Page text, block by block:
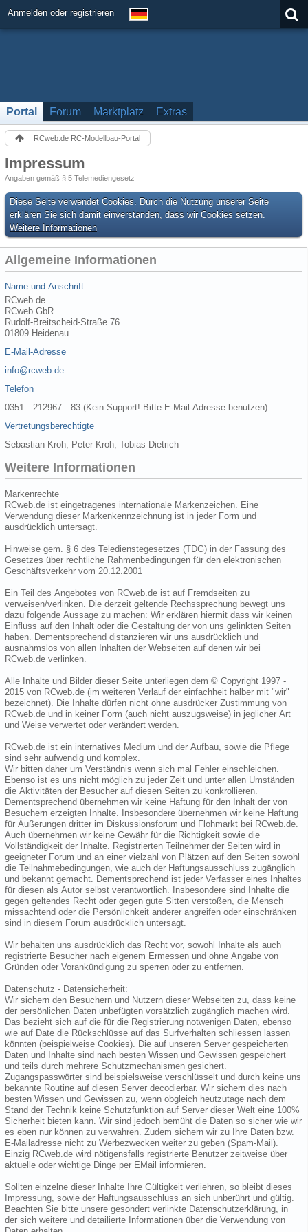
Anmelden oder registrieren
Portal Forum Marktplatz Extras
RCweb.de RC-Modellbau-Portal
Impressum
Angaben gemäß § 5 Telemediengesetz
Diese Seite verwendet Cookies. Durch die Nutzung unserer Seite
erklären Sie sich damit einverstanden, dass wir Cookies setzen.
Weitere Informationen
Allgemeine Informationen
Name und Anschrift
RCweb.de
RCweb GbR
Rudolf-Breitscheid-Straße 76
01809 Heidenau
E-Mail-Adresse
info@rcweb.de
Telefon
0351 212967 83 (Kein Support! Bitte E-Mail-Adresse benutzen)
Vertretungsberechtigte
Sebastian Kroh, Peter Kroh, Tobias Dietrich
Weitere Informationen
Markenrechte
RCweb.de ist eingetragenes internationale Markenzeichen. Eine
Verwendung dieser Markenkennzeichnung ist in jeder Form und
ausdrücklich untersagt.
Hinweise gem. § 6 des Teledienstegesetzes (TDG) in der Fassung des
Gesetzes über rechtliche Rahmenbedingungen für den elektronischen
Geschäftsverkehr vom 20.12.2001
Ein Teil des Angebotes von RCweb.de ist auf Fremdseiten zu
verweisen/verlinken. Die derzeit geltende Rechssprechung bewegt uns
dazu folgende Aussage zu machen: Wir erklären hiermit dass wir keinen
Einfluss auf den Inhalt oder die Gestaltung der von uns gelinkten Seiten
haben. Dementsprechend distanzieren wir uns ausdrücklich und
ausnahmslos von allen Inhalten der Webseiten auf denen wir bei
RCweb.de verlinken.
Alle Inhalte und Bilder dieser Seite unterliegen dem © Copyright 1997 -
2015 von RCweb.de (im weiteren Verlauf der einfachheit halber mit "wir"
bezeichnet). Die Inhalte dürfen nicht ohne ausdrücker Zustimmung von
RCweb.de und in keiner Form (auch nicht auszugsweise) in jeglicher Art
und Weise verwertet oder verändert werden.
RCweb.de ist ein internatives Medium und der Aufbau, sowie die Pflege
sind sehr aufwendig und komplex.
Wir bitten daher um Verständnis wenn sich mal Fehler einschleichen.
Ebenso ist es uns nicht möglich zu jeder Zeit und unter allen Umständen
die Aktivitäten der Besucher auf diesen Seiten zu konkrollieren.
Dementsprechend übernehmen wir keine Haftung für den Inhalt der von
Besuchern erzeigten Inhalte. Insbesondere übernehmen wir keine Haftung
für Äußerungen dritter im Diskussionsforum und Flohmarkt bei RCweb.de.
Auch übernehmen wir keine Gewähr für die Richtigkeit sowie die
Vollständigkeit der Inhalte. Registrierten Teilnehmer der Seiten wird in
geeigneter Forum und an einer vielzahl von Plätzen auf den Seiten sowohl
die Teilnahmebedingungen, wie auch der Haftungsausschluss zugänglich
und bekannt gemacht. Dementsprechend ist jeder Verfasser eines Inhaltes
für diesen als Autor selbst verantwortlich. Insbesondere sind Inhalte die
gegen geltendes Recht oder gegen gute Sitten verstoßen, die Mensch
missachtend oder die Persönlichkeit anderer angreifen oder einschränken
sind in diesem Forum ausdrücklich untersagt.
Wir behalten uns ausdrücklich das Recht vor, sowohl Inhalte als auch
registrierte Besucher nach eigenem Ermessen und ohne Angabe von
Gründen oder Vorankündigung zu sperren oder zu entfernen.
Datenschutz - Datensicherheit:
Wir sichern den Besuchern und Nutzern dieser Webseiten zu, dass keine
der persönlichen Daten unbefügten vorsätzlich zugänglich machen wird.
Das bezieht sich auf die für die Registrierung notwenigen Daten, ebenso
wie auf Date die Rückschlüsse auf das Surfverhalten schliessen lassen
könnten (beispielweise Cookies). Die auf unseren Server gespeicherten
Daten und Inhalte sind nach besten Wissen und Gewissen gespeichert
und teils durch mehrere Schutzmechanismen gesichert.
Zugangspasswörter sind beispielsweise verschlüsselt und durch keine uns
bekannte Routine auf diesen Server decodierbar. Wir sichern dies nach
besten Wissen und Gewissen zu, wenn obgleich heutzutage nach dem
Stand der Technik keine Schutzfunktion auf Server dieser Welt eine 100%
Sicherheit bieten kann. Wir sind jedoch bemüht die Daten so sicher wie wir
es eben nur können zu verwahren. Zudem sichern wir zu Ihre Daten bzw.
E-Mailadresse nicht zu Werbezwecken weiter zu geben (Spam-Mail).
Einzig RCweb.de wird nötigensfalls registrierte Benutzer zeitweise über
aktuelle oder wichtige Dinge per EMail informieren.
Sollten einzelne dieser Inhalte Ihre Gültigkeit verliehren, so bleibt dieses
Impressung, sowie der Haftungsausschluss an sich unberührt und gültig.
Beachten Sie bitte unsere gesondert verlinkte Datenschutzerklärung, in
der sich weitere und detailierte Informationen über die Verwendung von